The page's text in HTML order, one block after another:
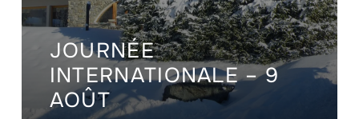
JOURNÉE
INTERNATIONALE – 9
AOÛT